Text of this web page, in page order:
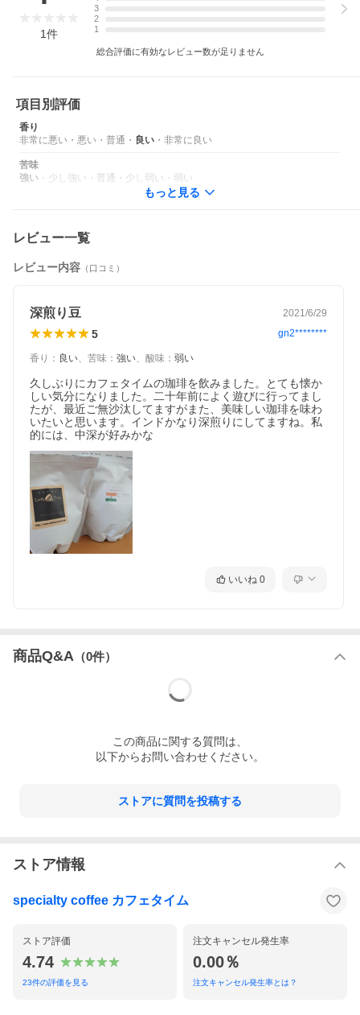
米、アジアの各産地へ毎年訪れ、高い品質のコーヒーを買い付け
またカフェタイムのオーナーは世界で最も厳格なコーヒーの品評
会であるCup of Excellenceのベテラン国際審査員として活躍して
います。カフェタイムでは最高品質の証であるCup of Excellence
スペシャルティコーヒーとは、香りがとても良く多様な風味があ
り、丁寧に生産されているため雑味がないコーヒーです。
そしてスペシャルティコーヒーの特徴には、際立つ印象的な風味
特性があり、爽やかな明るい酸味特性があり、持続するコーヒー
感が甘さの感覚で消えていきます。
強い苦味ではなく、コーヒー本来の甘さや爽やかさを楽しむこと
ができます。
カフェタイムの買い付けるスペシャルティコーヒーをぜひお楽し
1件
3
2
1
総合評価に有効なレビュー数が足りません
項目別評価
香り
非常に悪い ・ 悪い ・ 普通 ・ 良い ・ 非常に良い
苦味
強い ・ 少し強い ・ 普通 ・ 少し弱い ・ 弱い
もっと見る
レビュー一覧
レビュー内容 （口コミ）
深煎り豆 2021/6/29
5 gn2********
香り ： 良い、 苦味 ： 強い、 酸味 ： 弱い
久しぶりにカフェタイムの珈琲を飲みました。とても懐か
しい気分になりました。二十年前によく遊びに行ってまし
たが、最近ご無沙汰してますがまた、美味しい珈琲を味わ
いたいと思います。インドかなり深煎りにしてますね。私
的には、中深が好みかな
いいね 0
商品Q&A （0件）
この商品に関する質問は、
以下からお問い合わせください。
ストアに質問を投稿する
ストア情報
specialty coffee カフェタイム
ストア評価
4.74
23件の評価を見る
注文キャンセル発生率
0.00％
注文キャンセル発生率とは？